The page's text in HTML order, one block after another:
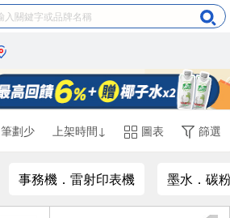
筆劃少 上架時間↓ 圖表 篩選
事務機．雷射印表機 墨水．碳